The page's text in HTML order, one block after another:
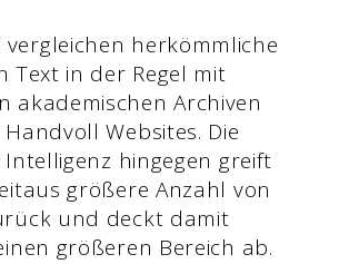
herkömmliche
Text in der Regel mit
akademischen Archiven
Websites. Die
hingegen greift
größere Anzahl von
und deckt damit
größeren Bereich ab.